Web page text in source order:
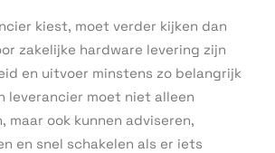
kiest, moet verder kijken dan
zakelijke hardware levering zijn
en uitvoer minstens zo belangrijk
leverancier moet niet alleen
maar ook kunnen adviseren,
en snel schakelen als er iets